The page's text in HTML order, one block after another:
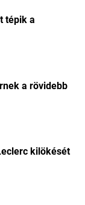
tépik a
a rövidebb
kilökését